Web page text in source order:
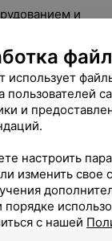
и
врач Еще
использует
пользователей
и
настроить
изменить свое
порядке
с нашей